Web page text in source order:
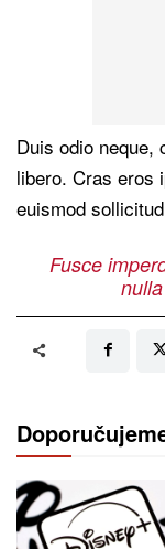
Duis odio neque,
libero. Cras eros
euismod
Fusce